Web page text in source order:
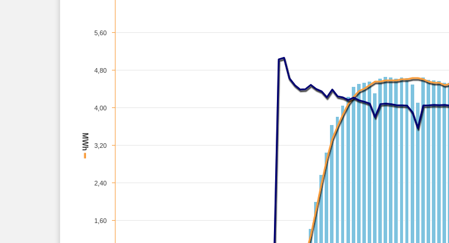
MWh
1,60
2,40
3,20
4,00
4,80
5,60